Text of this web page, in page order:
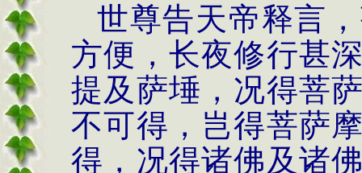
世尊告天帝释言
方便，长夜修行甚
提及萨埵，况得菩
不可得，岂得菩萨
得，况得诸佛及诸